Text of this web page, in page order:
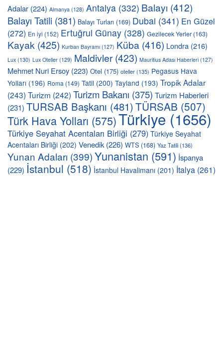
Adalar (224) Almanya (128) Antalya (332) Balayı (412)
Balayı Tatili (381) Balayı Turları (169) Dubai (341) En Güzel
(272) En iyi (152) Ertuğrul Günay (328) Gezilecek Yerler (163)
Kayak (425) Kurban Bayramı (127) Küba (416) Londra (216)
Lux (130) Lux Oteller (129) Maldivler(423) Mauritius Adası Haberleri (127)
Mehmet Nuri Ersoy (223) Otel (175) oteller(135) Pegasus Hava
Yolları (196) Roma (149) Tatil (200) Tayland (193) Tropik Adalar
(243) Turizm (242) Turizm Bakanı (375) Turizm Haberleri
(231) TURSAB Başkanı (481)TÜRSAB (507)
Türk Hava Yolları (575)Türkiye (1656)
Türkiye Seyahat Acentaları Birliği (279) Türkiye Seyahat
Acentaları Birliği (202) Venedik(226) WTS (168) Yaz Tatili(136)
Yunan Adaları (399)Yunanistan (591) İspanya
(229) İstanbul (518) İstanbul Havalimanı (201) İtalya (261)